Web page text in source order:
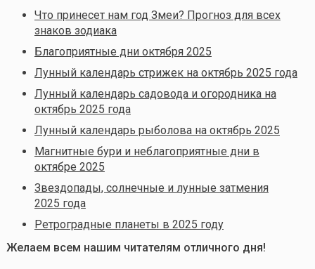
Что принесет нам год Змеи? Прогноз для всех
знаков зодиака
Благоприятные дни октября 2025
Лунный календарь стрижек на октябрь 2025 года
Лунный календарь садовода и огородника на
октябрь 2025 года
Лунный календарь рыболова на октябрь 2025
Магнитные бури и неблагоприятные дни в
октябре 2025
Звездопады, солнечные и лунные затмения
2025 года
Ретроградные планеты в 2025 году
Желаем всем нашим читателям отличного дня!